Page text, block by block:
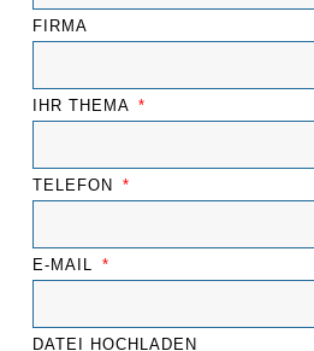
FIRMA
IHR THEMA
TELEFON
E-MAIL
DATEI HOCHLADEN